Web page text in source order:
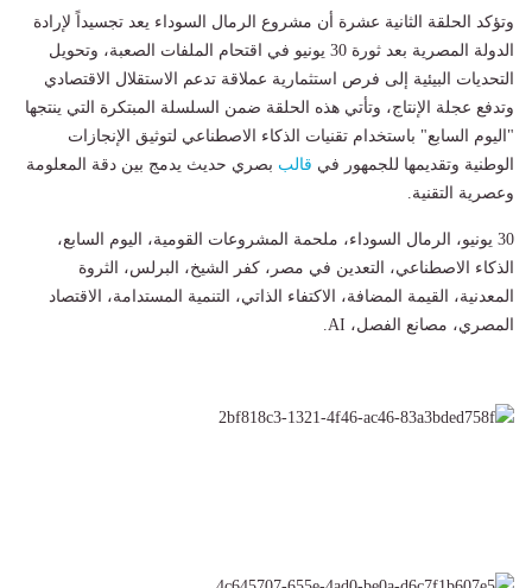
وتؤكد الحلقة الثانية عشرة أن مشروع الرمال السوداء يعد تجسيداً لإرادة
الدولة المصرية بعد ثورة 30 يونيو في اقتحام الملفات الصعبة، وتحويل
التحديات البيئية إلى فرص استثمارية عملاقة تدعم الاستقلال الاقتصادي
وتدفع عجلة الإنتاج، وتأتي هذه الحلقة ضمن السلسلة المبتكرة التي ينتجها
"اليوم السابع" باستخدام تقنيات الذكاء الاصطناعي لتوثيق الإنجازات
الوطنية وتقديمها للجمهور في قالب بصري حديث يدمج بين دقة المعلومة
وعصرية التقنية.
30 يونيو، الرمال السوداء، ملحمة المشروعات القومية، اليوم السابع،
الذكاء الاصطناعي، التعدين في مصر، كفر الشيخ، البرلس، الثروة
المعدنية، القيمة المضافة، الاكتفاء الذاتي، التنمية المستدامة، الاقتصاد
المصري، مصانع الفصل، AI.